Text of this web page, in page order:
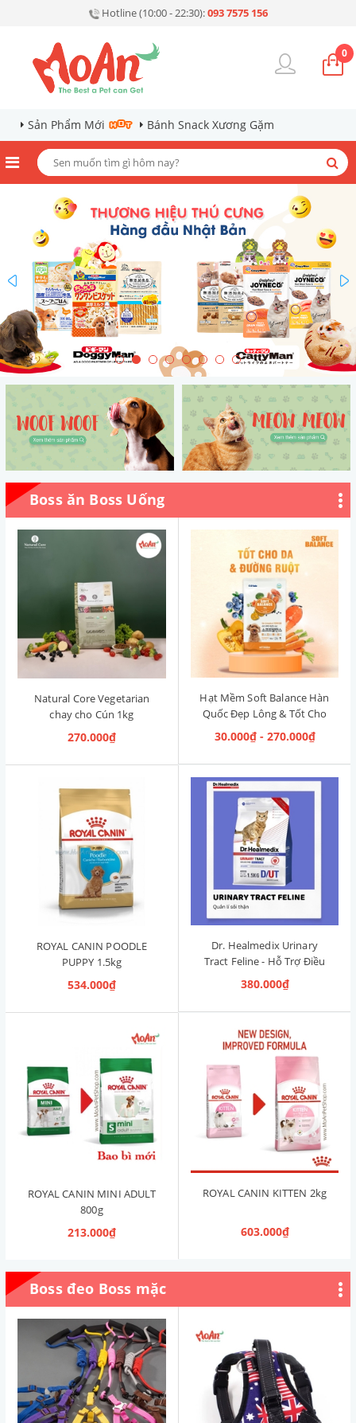
Hotline (10:00 - 22:30):093 7575 156
0
Sản Phẩm Mới Bánh Snack Xương Gặm
prev
Boss ăn Boss Uống
Natural Core Vegetarian
chay cho Cún 1kg
270.000₫
Hạt Mềm Soft Balance Hàn
Quốc Đẹp Lông & Tốt Cho
Đường Ruột 1.2kg [Cá Hồi,
Cún Mọi Độ Tuổi]
30.000₫ - 270.000₫
ROYAL CANIN POODLE
PUPPY 1.5kg
534.000₫
Dr. Healmedix Urinary
Tract Feline - Hỗ Trợ Điều
Trị Sỏi Thận & Giảm Stress
cho Mèo 1.5kg
380.000₫
ROYAL CANIN MINI ADULT
800g
213.000₫
ROYAL CANIN KITTEN 2kg
603.000₫
Boss đeo Boss mặc